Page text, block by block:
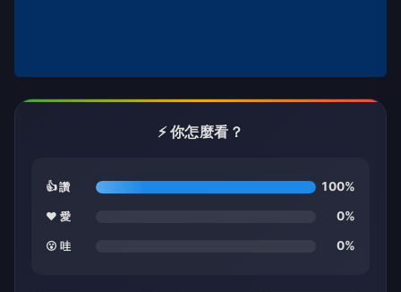
⚡ 你怎麼看？
👍 讚 100%
❤️ 愛 0%
😮 哇 0%